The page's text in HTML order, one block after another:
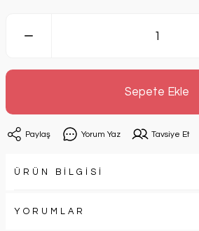
Sepete Ekle
Paylaş Yorum Yaz Tavsiye Et
ÜRÜN BİLGİSİ
YORUMLAR